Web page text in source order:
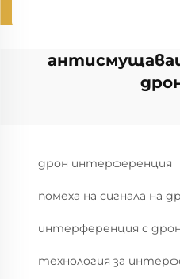
дрон интерференция
помеха на сигнала на
интерференция с дрон
технология за